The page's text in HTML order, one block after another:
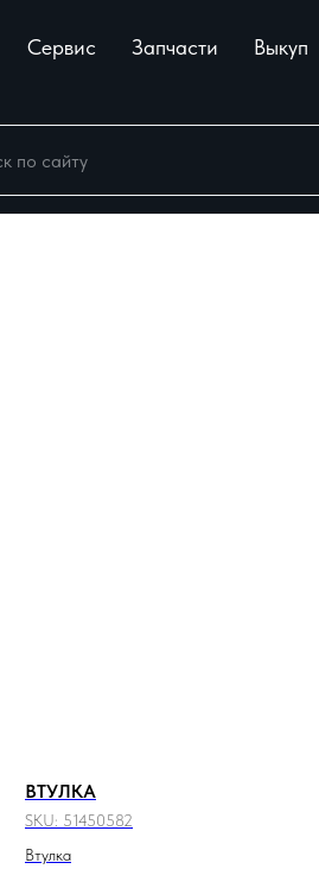
Сервис Запчасти Выкуп
ВТУЛКА
SKU: 51450582
Втулка